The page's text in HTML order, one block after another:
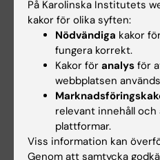
Celler i tumörens
mikromiljö kan
påverka
hormonbehandling
Vilka celler som finns i en
bröstcancertumörs mikromiljö
kan ha betydelse…
På Karolinska Institutets
kakor för olika syften:
Nödvändiga kakor
fungera korrekt.
Kakor för analys för
webbplatsen
relevant innehåll
plattformar.
Viss information kan
Genom att samtycka